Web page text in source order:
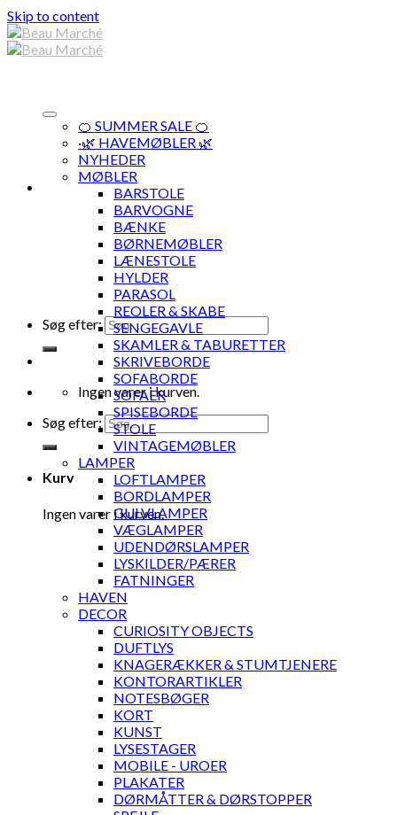
Skip to content
Søg efter:
Ingen varer i kurven.
Søg efter:
Kurv
Ingen varer i kurven.
🍊 SUMMER SALE 🍊
·🌿 HAVEMØBLER 🌿
NYHEDER
MØBLER
BARSTOLE
BARVOGNE
BÆNKE
BØRNEMØBLER
LÆNESTOLE
HYLDER
PARASOL
REOLER & SKABE
SENGEGAVLE
SKAMLER & TABURETTER
SKRIVEBORDE
SOFABORDE
SOFAER
SPISEBORDE
STOLE
VINTAGEMØBLER
LAMPER
LOFTLAMPER
BORDLAMPER
GULVLAMPER
VÆGLAMPER
UDENDØRSLAMPER
LYSKILDER/PÆRER
FATNINGER
HAVEN
DECOR
CURIOSITY OBJECTS
DUFTLYS
KNAGERÆKKER & STUMTJENERE
KONTORARTIKLER
NOTESBØGER
KORT
KUNST
LYSESTAGER
MOBILE - UROER
PLAKATER
DØRMÅTTER & DØRSTOPPER